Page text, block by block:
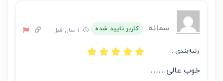
نویسنده
سمانه کاربر تایید شده
رتبه‌بندی :
خوب عالی……